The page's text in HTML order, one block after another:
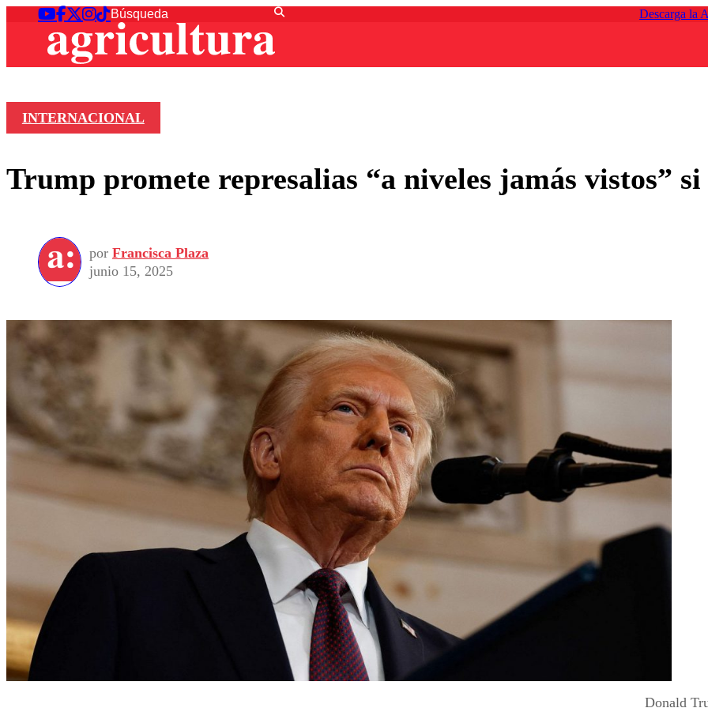
Descarga la
INTERNACIONAL
Trump promete represalias “a niveles jamás vistos”
por Francisca Plaza
junio 15, 2025
Donald